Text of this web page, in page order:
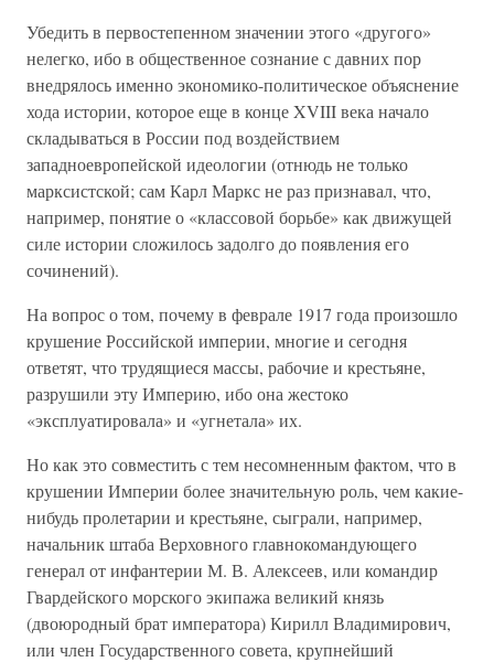
Убедить в первостепенном значении этого «другого»
нелегко, ибо в общественное сознание с давних пор
внедрялось именно экономико-политическое объяснение
хода истории, которое еще в конце XVIII века начало
складываться в России под воздействием
западноевропейской идеологии (отнюдь не только
марксистской; сам Карл Маркс не раз признавал, что,
например, понятие о «классовой борьбе» как движущей
силе истории сложилось задолго до появления его
сочинений).
На вопрос о том, почему в феврале 1917 года произошло
крушение Российской империи, многие и сегодня
ответят, что трудящиеся массы, рабочие и крестьяне,
разрушили эту Империю, ибо она жестоко
«эксплуатировала» и «угнетала» их.
Но как это совместить с тем несомненным фактом, что в
крушении Империи более значительную роль, чем какие-
нибудь пролетарии и крестьяне, сыграли, например,
начальник штаба Верховного главнокомандующего
генерал от инфантерии М. В. Алексеев, или командир
Гвардейского морского экипажа великий князь
(двоюродный брат императора) Кирилл Владимирович,
или член Государственного совета, крупнейший